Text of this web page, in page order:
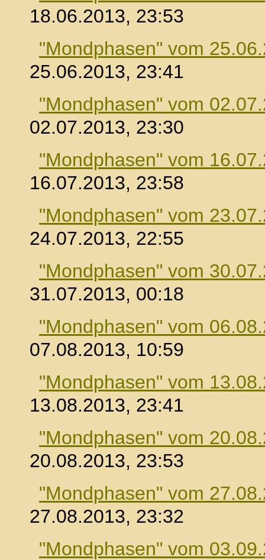
18.06.2013, 23:53
"Mondphasen" vom
25.06.2013, 23:41
"Mondphasen" vom
02.07.2013, 23:30
"Mondphasen" vom
16.07.2013, 23:58
"Mondphasen" vom
24.07.2013, 22:55
"Mondphasen" vom
31.07.2013, 00:18
"Mondphasen" vom
07.08.2013, 10:59
"Mondphasen" vom
13.08.2013, 23:41
"Mondphasen" vom
20.08.2013, 23:53
"Mondphasen" vom
27.08.2013, 23:32
"Mondphasen" vom